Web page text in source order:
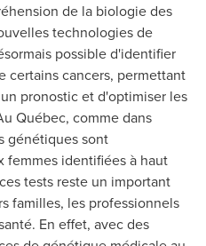
de la biologie des
technologies de
possible d'identifier
certains cancers, permettant
pronostic et d'optimiser les
Québec, comme dans
génétiques sont
femmes identifiées à haut
tests reste un important
familles, les professionnels
En effet, avec des